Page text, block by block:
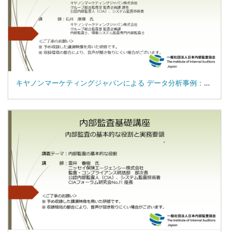
キヤノンマーケティングジャパンによる データ分析事例：CAATs編